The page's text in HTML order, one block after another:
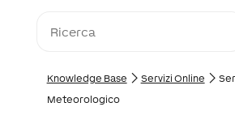
Knowledge Base Servizi Online
Meteorologico